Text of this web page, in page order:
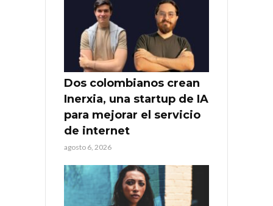
Dos colombianos crean
Inerxia, una startup de IA
para mejorar el servicio
de internet
agosto 6, 2026